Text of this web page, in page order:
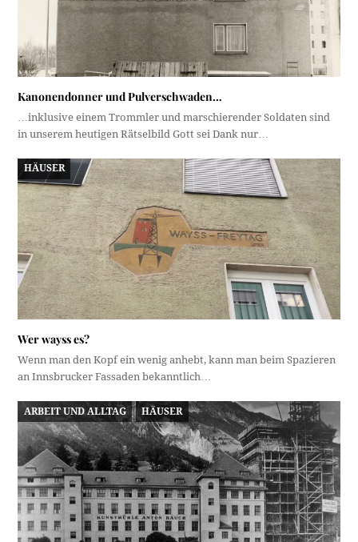
Kanonendonner und Pulverschwaden…
…inklusive einem Trommler und marschierender Soldaten sind
in unserem heutigen Rätselbild Gott sei Dank nur…
HÄUSER
Wer wayss es?
Wenn man den Kopf ein wenig anhebt, kann man beim Spazieren
an Innsbrucker Fassaden bekanntlich…
ARBEIT UND ALLTAG HÄUSER